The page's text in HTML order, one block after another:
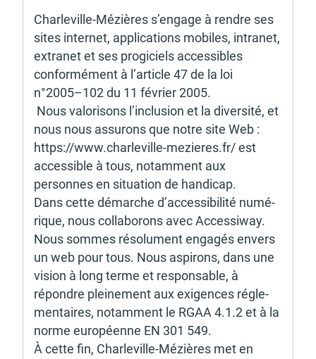
Demande de panneaux
électroniques
Offres d'emploi
Pré-déclarer un sinistre Mon logement sécurisé
Char­le­ville-Mézières s’en­gage à rendre ses
sites inter­net, appli­ca­tions mobiles, intra­net,
extra­net et ses progi­ciels acces­sibles
confor­mé­ment à l’ar­ticle 47 de la loi
n°2005–102 du 11 février 2005.
Nous valo­ri­sons l’inclu­sion et la diver­sité, et
nous nous assu­rons que notre site Web :
https://www.char­le­ville-mezieres.fr/ est
acces­sible à tous, notam­ment aux
personnes en situa­tion de handi­cap.
Dans cette démarche d’acces­si­bi­lité numé­
rique, nous colla­bo­rons avec Acces­si­way.
Nous sommes réso­lu­ment enga­gés envers
un web pour tous. Nous aspi­rons, dans une
vision à long terme et respon­sable, à
répondre plei­ne­ment aux exigences régle­
men­taires, notam­ment le RGAA 4.1.2 et à la
norme euro­péenne EN 301 549.
À cette fin, Char­le­ville-Mézières met en